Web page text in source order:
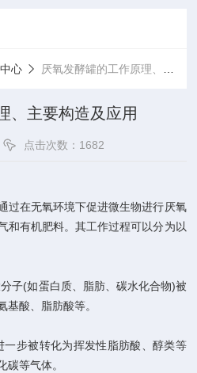
心 厌氧发酵罐的工作原理‌、主要构造及应用
、主要构造及应用
点击次数：1682
在无氧环境下促进微生物进行厌氧
和有机肥料。其工作过程可以分为以
(如蛋白质、脂肪、碳水化合物)被
基酸、脂肪酸等‌。
步被转化为挥发性脂肪酸、醇类等
碳等气体‌。